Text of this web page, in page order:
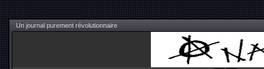
Un journal purement révolutionnaire